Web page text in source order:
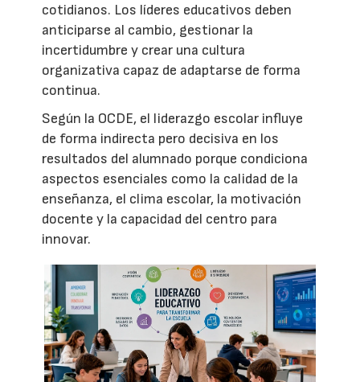
cotidianos. Los líderes educativos deben
anticiparse al cambio, gestionar la
incertidumbre y crear una cultura
organizativa capaz de adaptarse de forma
continua.
Según la OCDE, el liderazgo escolar influye
de forma indirecta pero decisiva en los
resultados del alumnado porque condiciona
aspectos esenciales como la calidad de la
enseñanza, el clima escolar, la motivación
docente y la capacidad del centro para
innovar.